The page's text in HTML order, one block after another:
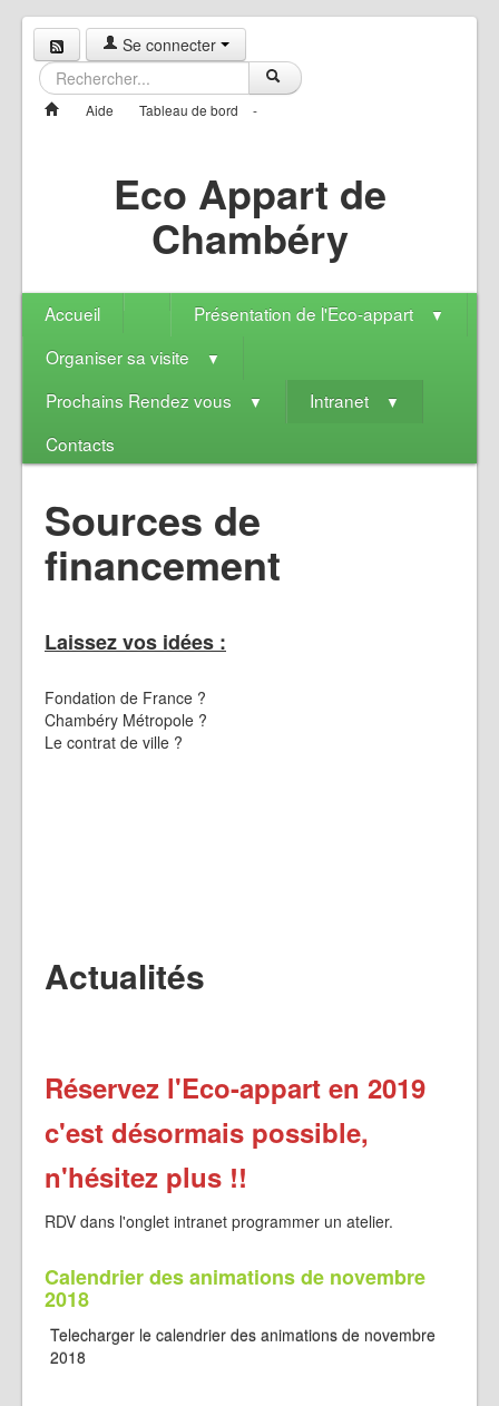
Se connecter
Aide Tableau de bord -
Eco Appart de
Chambéry
Accueil Présentation de l'Eco-appart ▼
Organiser sa visite ▼
Prochains Rendez vous ▼ Intranet ▼
Contacts
Sources de
financement
Laissez vos idées :
Fondation de France ?
Chambéry Métropole ?
Le contrat de ville ?
Actualités
Réservez l'Eco-appart en 2019
c'est désormais possible,
n'hésitez plus !!
RDV dans l'onglet intranet programmer un atelier.
Calendrier des animations de novembre
2018
Telecharger le calendrier des animations de novembre
2018